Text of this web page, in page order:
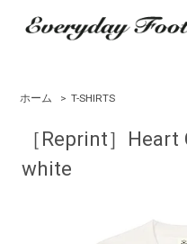
ホーム > T-SHIRTS
［Reprint］
white